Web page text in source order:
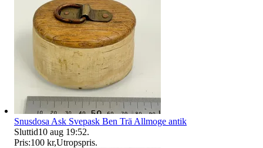
Snusdosa Ask Svepask Ben Trä Allmoge antik
Sluttid10 aug 19:52.
Pris:100 kr,Utropspris.